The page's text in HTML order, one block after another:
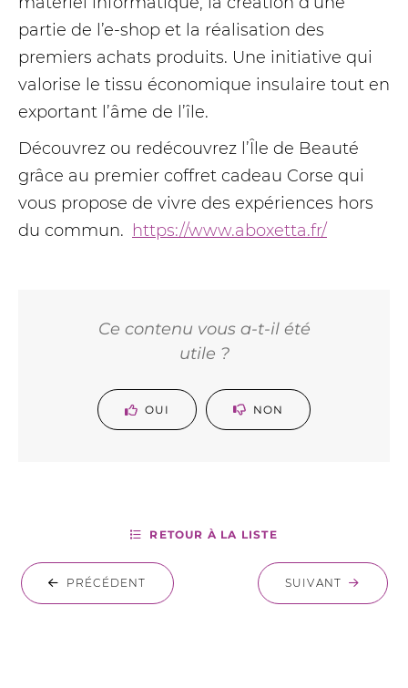
partie de l’e-shop et la réalisation des
premiers achats produits. Une initiative qui
valorise le tissu économique insulaire tout en
exportant l’âme de l’île.
Découvrez ou redécouvrez l’Île de Beauté
grâce au premier coffret cadeau Corse qui
vous propose de vivre des expériences hors
du commun. https://www.aboxetta.fr/
Ce contenu vous a-t-il été
utile ?
OUI NON
PRÉCÉDENT
RETOUR À LA LISTE
SUIVANT